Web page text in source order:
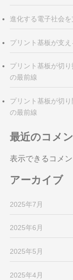
進化する電子社会
プリント基板が支
プリント基板が切
の最前線
プリント基板が切
の最前線
最近のコメ
表示できるコメ
アーカイブ
2025年7月
2025年6月
2025年5月
2025年4月